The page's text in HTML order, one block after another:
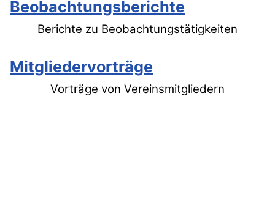
Beobachtungsberichte
Berichte zu Beobachtungstätigkeiten
Mitgliedervorträge
Vorträge von Vereinsmitgliedern